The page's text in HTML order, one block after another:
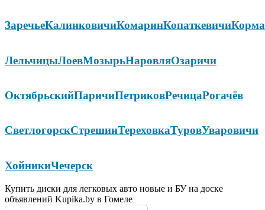
ЗаречьеКалинковичиКомаринКопаткевичиКорма
ЛельчицыЛоевМозырьНаровляОзаричи
ОктябрьскийПаричиПетриковРечицаРогачёв
СветлогорскСтрешинТереховкаТуровУваровичи
ХойникиЧечерск
Купить диски для легковых авто новые и БУ на доске
объявлений Kupika.by в Гомеле